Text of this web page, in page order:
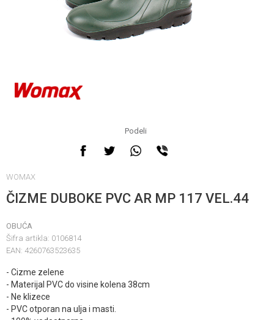
Podeli
WOMAX
ČIZME DUBOKE PVC AR MP 117 VEL.44
OBUĆA
Šifra artikla: 0106814
EAN: 4260763523635
- Cizme zelene
- Materijal PVC do visine kolena 38cm
- Ne klizece
- PVC otporan na ulja i masti.